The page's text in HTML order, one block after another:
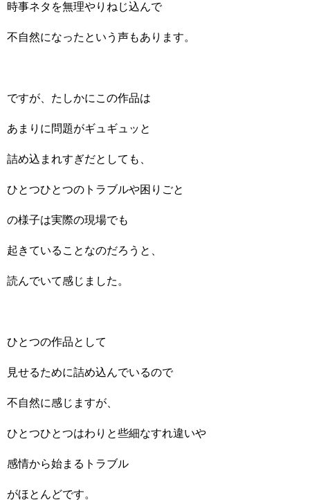
時事ネタを無理やりねじ込んで
不自然になったという声もあります。
ですが、たしかにこの作品は
あまりに問題がギュギュッと
詰め込まれすぎだとしても、
ひとつひとつのトラブルや困りごと
の様子は実際の現場でも
起きていることなのだろうと、
読んでいて感じました。
ひとつの作品として
見せるために詰め込んでいるので
不自然に感じますが、
ひとつひとつはわりと些細なすれ違いや
感情から始まるトラブル
がほとんどです。